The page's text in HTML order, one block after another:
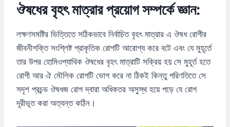
ঔষধের বৃহৎ মাত্রার প্রয়োগ সম্পর্কে জ্ঞান:
লক্ষণসমষ্টির ভিত্তিতে সঠিকভাবে নির্বাচিত বৃহৎ মাত্রার এ ঔষধ রোগীর
জীবনীশক্তি সংশ্লিষ্ট প্রাকৃতিক রোগটি আরোগ্য করে বটে এবং যে মুহূর্তে
তার উপর হোমিওপ্যাথিক ঔষধের বৃহৎ মাত্রাটি সক্রিয় হয় সে মুহূর্ত হতে
রোগী আর ঐ মৌলিক রোগটি ভোগ করে না ঠিকই কিন্তু পরিণতিতে সে
সদৃশ প্রচন্ড ঔষধজ রোগ দ্বারা অধিকতর অসুস্থ হয়ে পড়ে যে রোগ
দূরীভূত করা অত্যন্ত কঠিন।